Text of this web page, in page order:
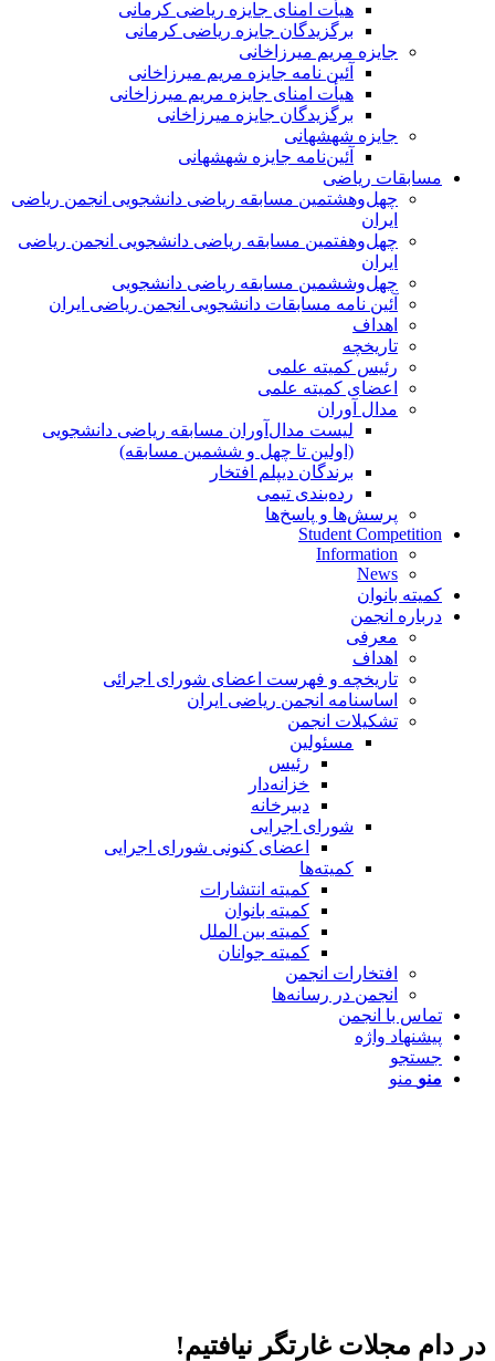
هیأت امنای جایزه ریاضی کرمانی
برگزیدگان جایزه ریاضی کرمانی
جایزه مریم میرزاخانی
آئین نامه جایزه مریم میرزاخانی
هیأت امنای جایزه مریم میرزاخانی
برگزیدگان جایزه میرزاخانی
جایزه شهشهانی
آئین‌نامه جایزه شهشهانی
مسابقات ریاضی
چهل‌و‌هشتمین مسابقه ریاضی دانشجویی انجمن ریاضی
ایران
چهل‌و‌هفتمین مسابقه ریاضی دانشجویی انجمن ریاضی
ایران
چهل‌و‌ششمین مسابقه ریاضی دانشجویی
آئین نامه مسابقات دانشجویی انجمن ریاضی ایران
اهداف
تاریخچه
رئیس کمیته علمی
اعضای کمیته علمی
مدال آوران
لیست مدال‌آوران مسابقه ریاضی دانشجویی
(اولین تا چهل‌ و ششمین مسابقه)
برندگان دیپلم افتخار
رده‌بندی تیمی
پرسش‌ها و پاسخ‌ها
Student Competition
Information
News
کمیته بانوان
درباره انجمن
معرفی
اهداف
تاریخچه و فهرست اعضای شورای اجرائی
اساسنامه انجمن ریاضی ایران
تشکیلات انجمن
مسئولین
رئیس
خزانه‌دار
دبیرخانه
شورای اجرایی
اعضای کنونی شورای اجرایی
کمیته‌ها
کمیته انتشارات
کمیته بانوان
کمیته بین الملل
کمیته جوانان
افتخارات انجمن
انجمن در رسانه‌ها
تماس با انجمن
پیشنهاد واژه
جستجو
منو منو
در دام مجلات غارتگر نیافتیم!